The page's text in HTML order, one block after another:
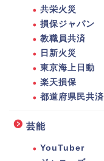
共栄火災
損保ジャパン
教職員共済
日新火災
東京海上日動
楽天損保
都道府県民共済
芸能
YouTuber